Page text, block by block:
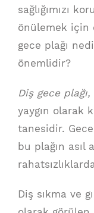
sağlığımızı
önülemek için
gece plağı
önemlidir?
Diş gece plağı,
yaygın olarak
tanesidir.
bu plağın asıl
Diş sıkma ve